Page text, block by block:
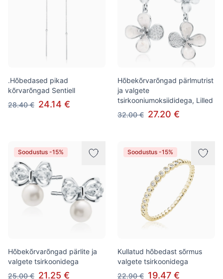
.Hõbedased pikad
kõrvarõngad Sentiell
28.40 € 24.14 €
Hõbekõrvarõngad pärlmutrist
ja valgete
tsirkooniumoksiididega, Lilled
32.00 € 27.20 €
Soodustus -15%
Hõbekõrvarõngad pärlite ja
valgete tsirkoonidega
25.00 € 21.25 €
Soodustus -15%
Kullatud hõbedast sõrmus
valgete tsirkoonidega
22.90 € 19.47 €